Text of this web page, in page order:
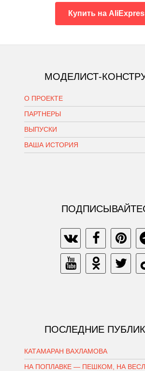
Купить на
МОДЕЛИСТ-
О ПРОЕКТЕ
ПАРТНЕРЫ
ВЫПУСКИ
ВАША ИСТОРИЯ
ПОСЛЕДНИЕ
КАТАМАРАН ВАХЛАМОВА
НА ПОПЛАВКЕ — ПЕШКОМ, НА